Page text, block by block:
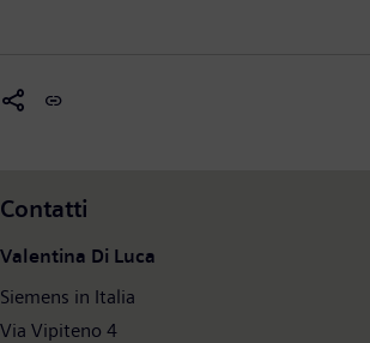
Contatti
Valentina Di Luca
Siemens in Italia
Via Vipiteno 4